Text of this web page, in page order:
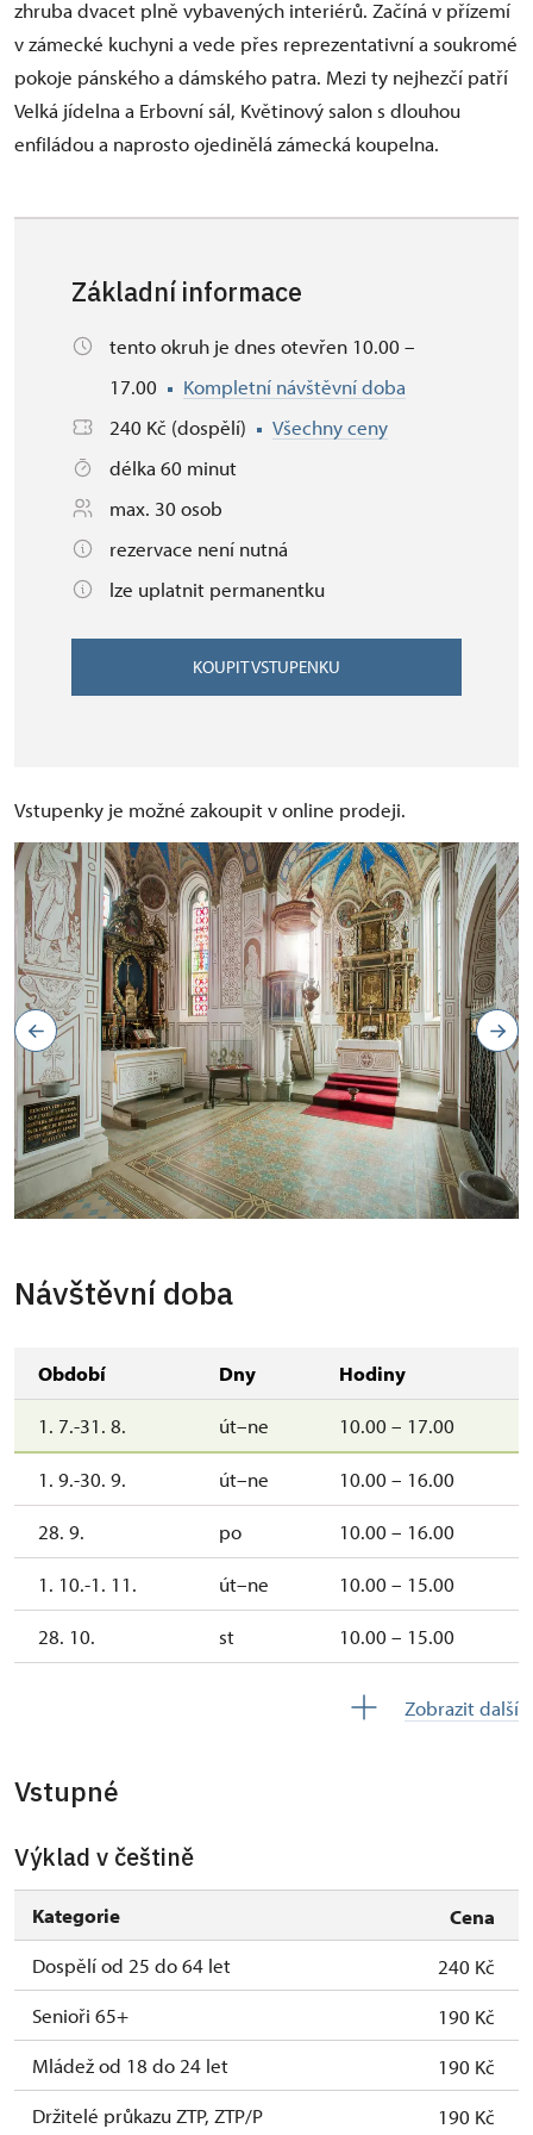
zhruba dvacet plně vybavených interiérů. Začíná v přízemí
v zámecké kuchyni a vede přes reprezentativní a soukromé
pokoje pánského a dámského patra. Mezi ty nejhezčí patří
Velká jídelna a Erbovní sál, Květinový salon s dlouhou
enfiládou a naprosto ojedinělá zámecká koupelna.
Základní informace
tento okruh je dnes otevřen 10.00 –
17.00
Kompletní návštěvní doba
240 Kč (dospělí)
Všechny ceny
délka 60 minut
max. 30 osob
rezervace není nutná
lze uplatnit permanentku
KOUPIT VSTUPENKU
Vstupenky je možné zakoupit v online prodeji.
Návštěvní doba
Období Dny Hodiny
1. 7.-31. 8. út–ne 10.00 – 17.00
1. 9.-30. 9. út–ne 10.00 – 16.00
28. 9. po 10.00 – 16.00
1. 10.-1. 11. út–ne 10.00 – 15.00
28. 10. st 10.00 – 15.00
uzavřen
Zobrazit další
Vstupné
Výklad v češtině
Kategorie
Cena
Dospělí od 25 do 64 let
240 Kč
Senioři 65+
190 Kč
Mládež od 18 do 24 let
190 Kč
Držitelé průkazu ZTP, ZTP/P
190 Kč